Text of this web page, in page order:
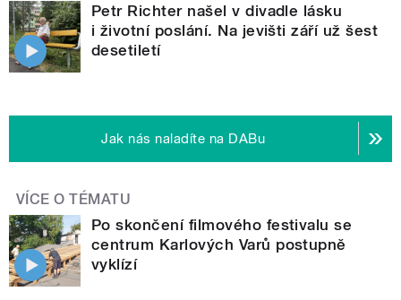
Petr Richter našel v divadle lásku
i životní poslání. Na jevišti září už šest
desetiletí
Jak nás naladíte na DABu
VÍCE O TÉMATU
Po skončení filmového festivalu se
centrum Karlových Varů postupně
vyklízí